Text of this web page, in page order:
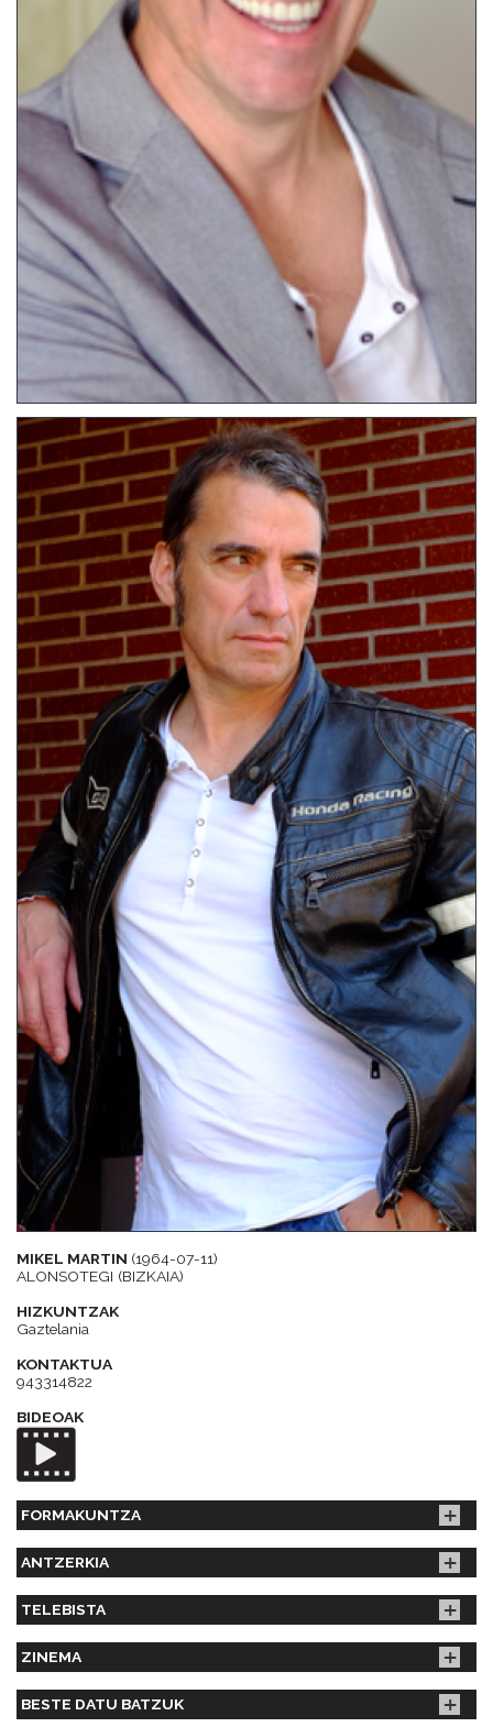
MIKEL MARTIN (1964-07-11)
ALONSOTEGI (BIZKAIA)
HIZKUNTZAK
Gaztelania
KONTAKTUA
943314822
BIDEOAK
FORMAKUNTZA
ANTZERKIA
TELEBISTA
ZINEMA
BESTE DATU BATZUK